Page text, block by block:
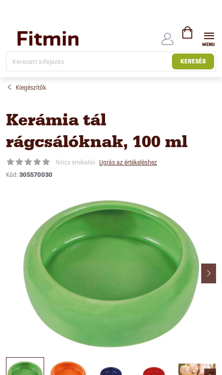
tartalomhoz
KERESÉS
KOSÁR
Kiegészítők
Kerámia tál
rágcsálóknak, 100 ml
Nincs értékelés Ugrás az értékeléshez
Kód: 305570030